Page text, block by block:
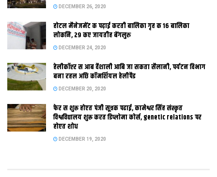
दरभंगा ।बहुप्रतीक्षित दरभंगा एयरपोर्ट पर विमान सेवा एक अगस्‍त स शुरु भ
जायत। 1 मई स दरभंगा लेल अहां कंपनीक साइट स टिकट कटा सकैत छी।
उडान योजनाक तहत 40 फीसदी सीटक किराया 3000 रुपया रहत। बाकी
सीट लेल किराया मांग आधारित रहत।
DECEMBER 26, 2020
होटल मैनेजमेंट क पढ़ाई करती बालिका गृह क 16 बालिका
लोकनि, 29 कए जायतीह बेंगलुरु
DECEMBER 24, 2020
हेलीकॉप्टर स आब वैशाली आबि जा सकता सैलानी, पर्यटन विभाग
बना रहल अछि कॉमर्शियल हेलीपैड
DECEMBER 20, 2020
फेर स शुरू होएत पंजी सूत्रक पढाई, कामेश्वर सिंह संस्कृत
विश्वविद्यालय शुरू करत डिप्लोमा कोर्स, genetic relations पर
होएत शोध
DECEMBER 19, 2020